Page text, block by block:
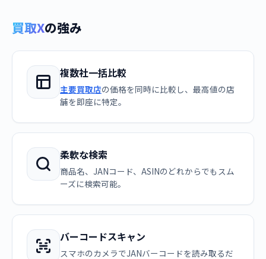
買取Xの強み
複数社一括比較
主要買取店の価格を同時に比較し、最高値の店
舗を即座に特定。
柔軟な検索
商品名、JANコード、ASINのどれからでもスム
ーズに検索可能。
バーコードスキャン
スマホのカメラでJANバーコードを読み取るだ